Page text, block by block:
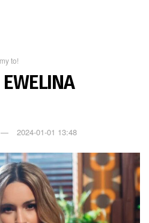
to!
2024-01-01 13:48